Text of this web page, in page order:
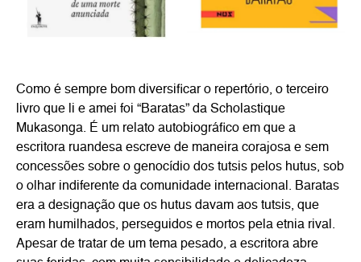
Como é sempre bom diversificar o repertório, o terceiro
livro que li e amei foi “Baratas” da Scholastique
Mukasonga. É um relato autobiográfico em que a
escritora ruandesa escreve de maneira corajosa e sem
concessões sobre o genocídio dos tutsis pelos hutus, sob
o olhar indiferente da comunidade internacional. Baratas
era a designação que os hutus davam aos tutsis, que
eram humilhados, perseguidos e mortos pela etnia rival.
Apesar de tratar de um tema pesado, a escritora abre